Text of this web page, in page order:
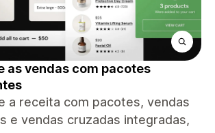
as vendas com pacotes
a receita com pacotes, vendas
e vendas cruzadas integradas,